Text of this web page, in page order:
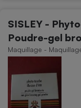
SISLEY -
Poudre-gel
Maquillage -